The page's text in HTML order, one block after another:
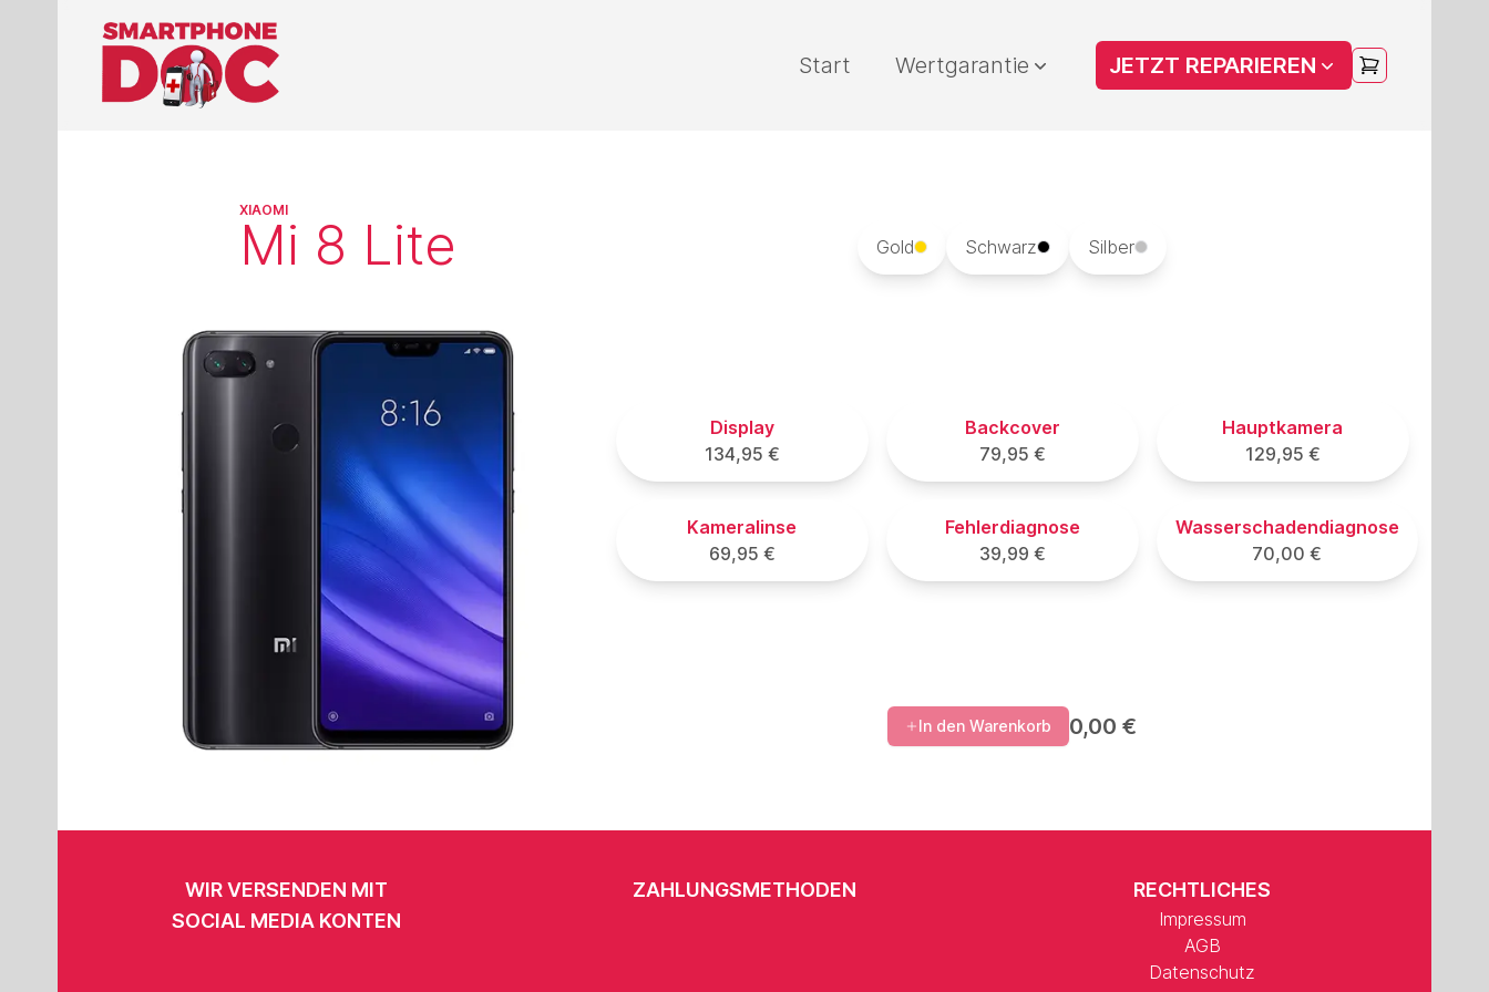
Start Wertgarantie JETZT REPARIEREN
XIAOMI
Mi 8 Lite Gold Schwarz Silber
Display
134,95 €
Backcover
79,95 €
Hauptkamera
129,95 €
Kameralinse
69,95 €
Fehlerdiagnose
39,99 €
Wasserschadendiagnose
70,00 €
In den Warenkorb 0,00 €
WIR VERSENDEN MIT
SOCIAL MEDIA KONTEN
ZAHLUNGSMETHODEN RECHTLICHES
Impressum
AGB
Datenschutz